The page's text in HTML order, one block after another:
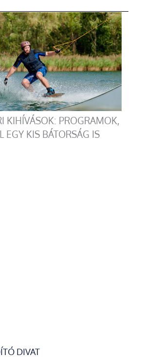
KIHÍVÁSOK: PROGRAMOK,
EGY KIS BÁTORSÁG IS
DIVAT